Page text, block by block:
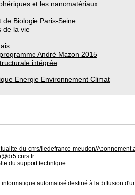
et les nanomatériaux
de Biologie Paris-Seine
de la vie
André Mazon 2015
intégrée
Energie Environnement Climat
du-cnrs/iledefrance-meudon/
du support technique
automatisé destiné à la diffusion